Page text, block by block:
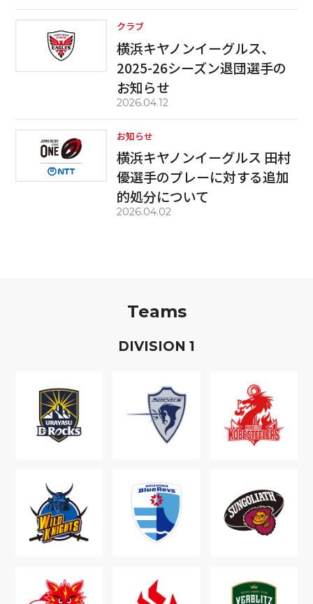
クラブ
横浜キヤノンイーグルス、
2025-26シーズン退団選手の
お知らせ
2026.04.12
お知らせ
横浜キヤノンイーグルス 田村
優選手のプレーに対する追加
的処分について
2026.04.02
Teams
DIVISION 1